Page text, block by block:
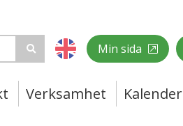
Min sida
Verksamhet Kalender